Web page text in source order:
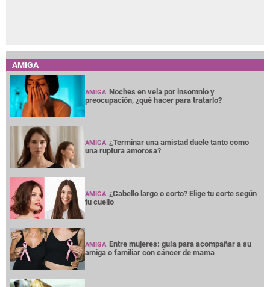
AMIGA
AMIGA Noches en vela por insomnio y
preocupación, ¿qué hacer para tratarlo?
AMIGA ¿Terminar una amistad duele tanto como
una ruptura amorosa?
AMIGA ¿Cabello largo o corto? Elige tu corte según
tu cuello
AMIGA Entre mujeres: guía para acompañar a su
amiga o familiar con cáncer de mama